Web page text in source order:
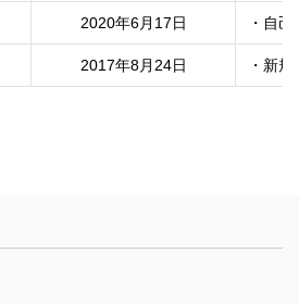
2020年6月17日 ・自
2017年8月24日 ・新